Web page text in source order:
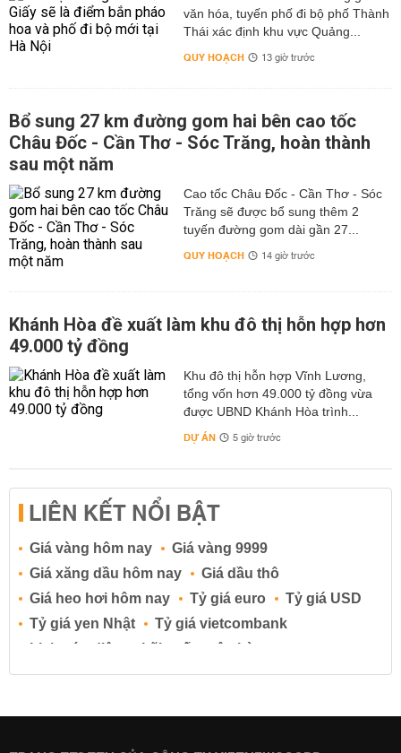
Xem dự báo thời tiết Hà Nội 3 ngày tới
THẤP
ẨM
THỨ
TƯ
Giông
Bão Rải
Rác
31°25° 40%
NĐN
18
77%
THỨ
NĂM
Nhiều
Mây
33°26° 20%
NĐN
18
km/giờ
35°26° 20% 71%
Thông tin cập nhật bản tin dự báo
ngày tới , xin dừng lại tại đây, cảm ơn bạn đọc đã quan
tâm theo dõi. Hẹn gặp lại các bạn trong những nội dung
mới nhất về các bài viết liên quan đến vấn đề thời tiết Hà
Nội, dự báo thời tiết 7 ngày tới, hàng tuần, hàng giờ,...tại
trang thong tin điện tử tổng hợp vietnammoi.vn.
văn hóa, tuyến phố đi bộ phố Thành
Thái xác định khu vực Quảng...
QUY HOẠCH 13 giờ trước
Bổ sung 27 km đường gom hai bên cao tốc
Châu Đốc - Cần Thơ - Sóc Trăng, hoàn thành
sau một năm
Cao tốc Châu Đốc - Cần Thơ - Sóc
Trăng sẽ được bổ sung thêm 2
tuyến đường gom dài gần 27...
QUY HOẠCH 14 giờ trước
Khánh Hòa đề xuất làm khu đô thị hỗn hợp hơn
49.000 tỷ đồng
Khu đô thị hỗn hợp Vĩnh Lương,
tổng vốn hơn 49.000 tỷ đồng vừa
được UBND Khánh Hòa trình...
DỰ ÁN 5 giờ trước
LIÊN KẾT NỔI BẬT
Giá vàng hôm nay
Giá vàng 9999
Giá xăng dầu hôm nay
Giá dầu thô
Giá heo hơi hôm nay
Tỷ giá euro
Tỷ giá USD
Tỷ giá yen Nhật
Tỷ giá vietcombank
Lịch cúp điện
Lãi suất ngân hàng
Lãi suất tiết kiệm
Lãi suất tiền gửi
Lãi suất ngân hàng BIDV